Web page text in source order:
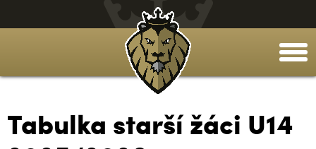
Tabulka starší žáci U14